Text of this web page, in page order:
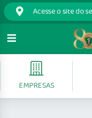
EMPRESAS